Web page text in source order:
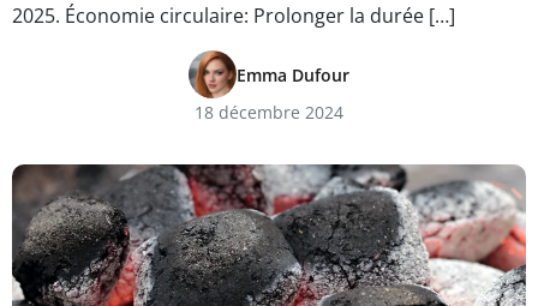
2025. Économie circulaire: Prolonger la durée […]
Emma Dufour
18 décembre 2024